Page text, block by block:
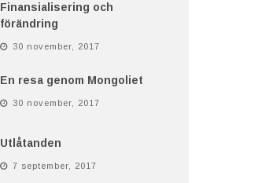
Finansialisering och
förändring
30 november, 2017
En resa genom Mongoliet
30 november, 2017
Utlåtanden
7 september, 2017